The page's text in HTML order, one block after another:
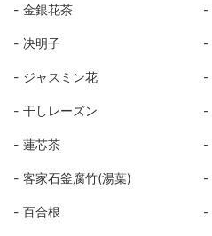
金銀花茶
决明子
ジャスミン花
干しレーズン
蓮芯茶
客家石釜腐竹(湯葉)
百合根